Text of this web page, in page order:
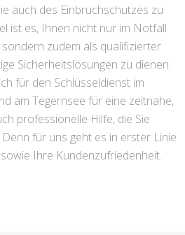
auch des Einbruchschutzes zu
ist es, Ihnen nicht nur im Notfall
zudem als qualifizierter
Sicherheitslösungen zu dienen.
für den Schlüsseldienst im
am Tegernsee für eine zeitnahe,
professionelle Hilfe, die Sie
für uns geht es in erster Linie
Ihre Kundenzufriedenheit.